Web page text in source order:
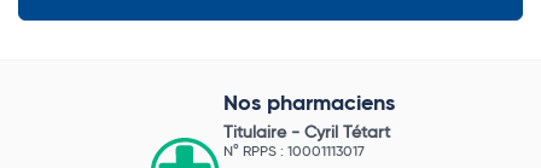
Nos pharmaciens
Titulaire - Cyril Tétart
N° RPPS : 10001113017